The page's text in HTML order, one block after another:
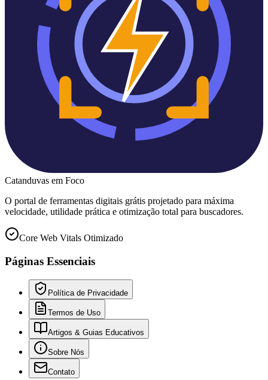
Catanduvas em Foco
O portal de ferramentas digitais grátis projetado para máxima
velocidade, utilidade prática e otimização total para buscadores.
Core Web Vitals Otimizado
Páginas Essenciais
Política de Privacidade
Termos de Uso
Artigos & Guias Educativos
Sobre Nós
Contato